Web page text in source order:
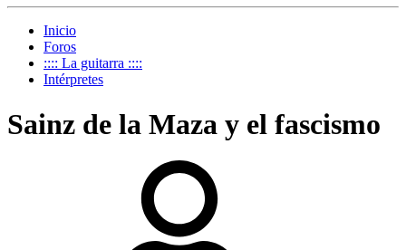
Inicio
Foros
:::: La guitarra ::::
Intérpretes
Sainz de la Maza y el fascismo